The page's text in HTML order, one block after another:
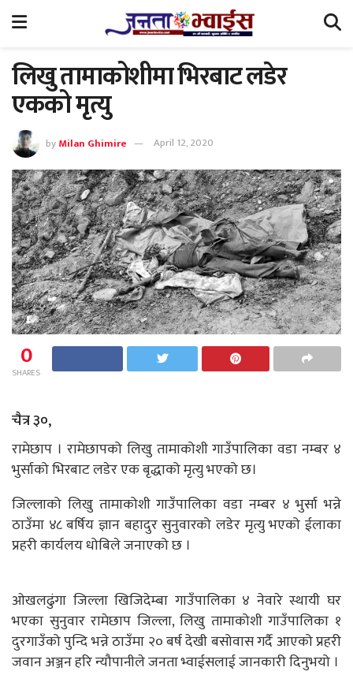
लिखु तामाकोशीमा भिरबाट लडेर
एकको मृत्यु
byMilan Ghimire April 12, 2020
0
SHARES
चैत्र ३०,
रामेछाप । रामेछापको लिखु तामाकोशी गाउँपालिका वडा नम्बर ४
भुर्साको भिरबाट लडेर एक बृद्धाको मृत्यु भएको छ।
जिल्लाको लिखु तामाकोशी गाउँपालिका वडा नम्बर ४ भुर्सा भन्ने
ठाउँमा ४८ बर्षिय ज्ञान बहादुर सुनुवारको लडेर मृत्यु भएको ईलाका
प्रहरी कार्यलय धोबिले जनाएको छ ।
ओखलढुंगा जिल्ला खिजिदेम्बा गाउँपालिका ४ नेवारे स्थायी घर
भएका सुनुवार रामेछाप जिल्ला, लिखु तामाकोशी गाउँपालिका १
दुरगाउँको पुन्दि भन्ने ठाउँमा २० बर्ष देखी बसोवास गर्दै आएको प्रहरी
जवान अञ्जन हरि न्यौपानीले जनता भ्वाईसलाई जानकारी दिनुभयो ।